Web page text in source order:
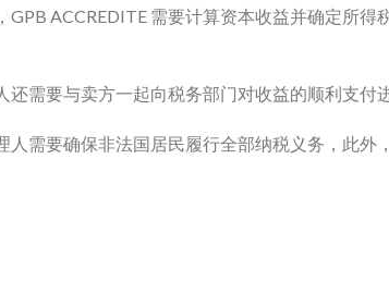
ACCREDITE 需要计算资本收益并确定所得
需要与卖方一起向税务部门对收益的顺利支付
需要确保非法国居民履行全部纳税义务，此外